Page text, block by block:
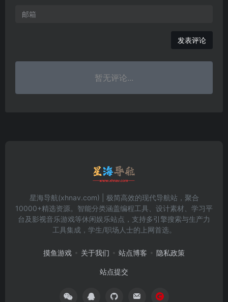
发表评论
暂无评论...
星海导航(xhnav.com) | 极简高效的现代导航站，聚合
10000+精选资源。智能分类涵盖编程工具、设计素材、学习平
台及影视音乐游戏等休闲娱乐站点，支持多引擎搜索与生产力
工具集成，学生/职场人士的上网首选。
摸鱼游戏 关于我们 站点博客 隐私政策
站点提交